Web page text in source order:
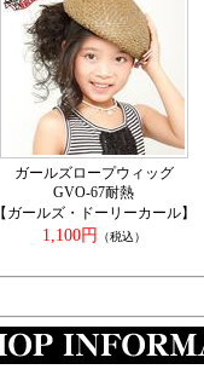
ガールズロープウィッグ
GVO-67耐熱
【ガールズ・ドーリーカール】
1,100円
（税込）